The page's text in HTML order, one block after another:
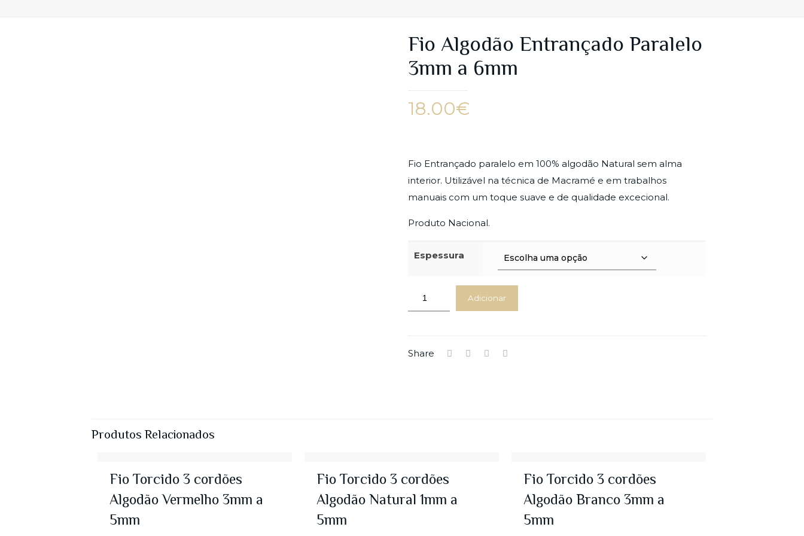
Fio Algodão Entrançado Paralelo
3mm a 6mm
18.00€
Fio Entrançado paralelo em 100% algodão Natural sem alma
interior. Utilizável na técnica de Macramé e em trabalhos
manuais com um toque suave e de qualidade excecional.
Produto Nacional.
Espessura
Adicionar
Share
Produtos Relacionados
Fio Torcido 3 cordões
Algodão Vermelho 3mm a
5mm
Fio Torcido 3 cordões
Algodão Natural 1mm a
5mm
Fio Torcido 3 cordões
Algodão Branco 3mm a
5mm